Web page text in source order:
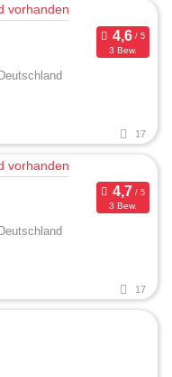
3 Bew.
17
3 Bew.
17